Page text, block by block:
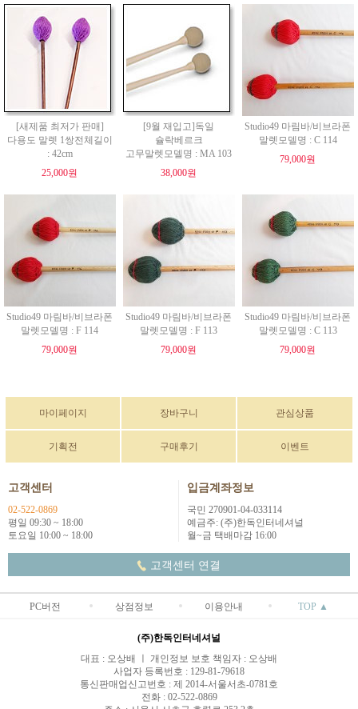
[새제품 최저가 판매]
다용도 말렛 1쌍전체길이
: 42cm
25,000원
[9월 재입고]독일
슐락베르크
고무말렛모델명 : MA 103
38,000원
Studio49 마림바/비브라폰
말렛모델명 : C 114
79,000원
Studio49 마림바/비브라폰
말렛모델명 : F 114
79,000원
Studio49 마림바/비브라폰
말렛모델명 : F 113
79,000원
Studio49 마림바/비브라폰
말렛모델명 : C 113
79,000원
마이페이지 장바구니 관심상품
기획전 구매후기 이벤트
고객센터
02-522-0869
평일 09:30 ~ 18:00
토요일 10:00 ~ 18:00
입금계좌정보
국민 270901-04-033114
예금주: (주)한독인터네셔널
월~금 택배마감 16:00
고객센터 연결
PC버전 상점정보 이용안내 TOP ▲
(주)한독인터네셔널
대표 : 오상배 ㅣ 개인정보 보호 책임자 : 오상배
사업자 등록번호 : 129-81-79618
통신판매업신고번호 : 제 2014-서울서초-0781호
전화 : 02-522-0869